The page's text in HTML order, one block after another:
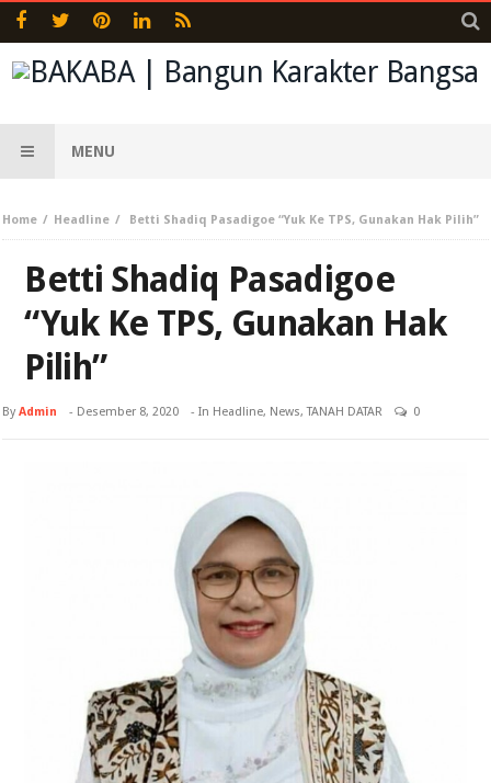
MENU
Home Headline Betti Shadiq Pasadigoe “Yuk Ke TPS, Gunakan Hak Pilih”
Betti Shadiq Pasadigoe
“Yuk Ke TPS, Gunakan Hak
Pilih”
ByAdmin - Desember 8, 2020 - In Headline, News,TANAH DATAR 0